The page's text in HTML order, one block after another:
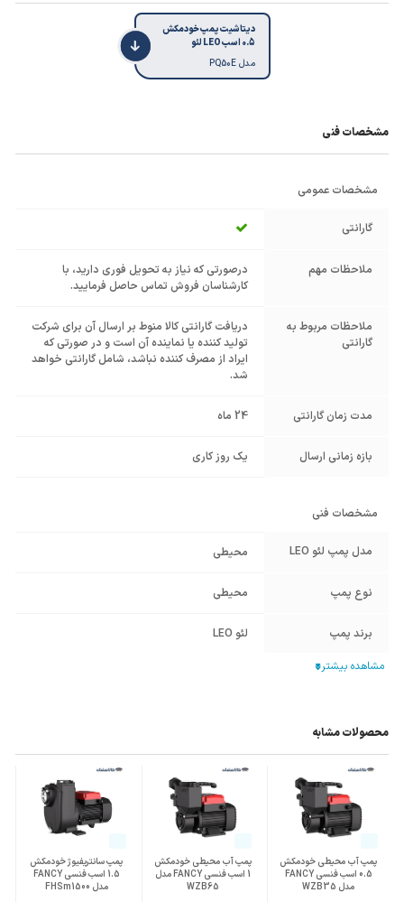
دیتاشیت پمپ خودمکش
0.5 اسب LEO لئو
مدل PQ50E
مشخصات فنی
مشخصات عمومی
گارانتی
ملاحظات مهم
درصورتی که نیاز به تحویل فوری دارید، با
کارشناسان فروش تماس حاصل فرمایید.
ملاحظات مربوط به
گارانتی
دریافت گارانتی کالا منوط بر ارسال آن برای شرکت
تولید کننده یا نماینده آن است و در صورتی که
ایراد از مصرف کننده نباشد، شامل گارانتی خواهد
شد.
مدت زمان گارانتی 24 ماه
بازه زمانی ارسال یک روز کاری
مشخصات فنی
مدل پمپ لئو LEO محیطی
نوع پمپ محیطی
برند پمپ لئو LEO
قطر دهانه ورودی
قطر دهانه خروجی
جنس پوسته
جنس پروانه برنج Brass
منبع انرژی برق تک فاز
محصولات مشابه
پمپ آب محیطی خودمکش
0.5 اسب فنسی FANCY
مدل WZB35
پمپ آب محیطی خودمکش
1 اسب فنسی FANCY مدل
WZB65
پمپ سانتریفیوژ خودمکش
1.5 اسب فنسی FANCY
مدل FHSm1500